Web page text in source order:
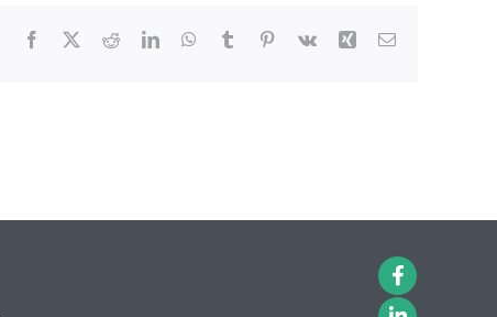
Facebook RedditLinkedInWhatsApp
Tumblr Pinterest
Vk Xing Email